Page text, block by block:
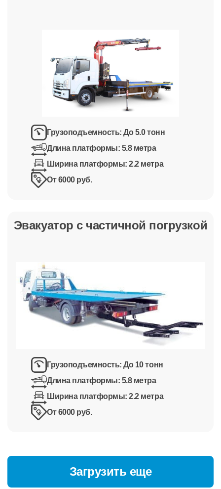
Грузоподъемность:До 5.0 тонн
Длина платформы: 5.8 метра
Ширина платформы:2.2 метра
От 6000 руб.
Эвакуатор с частичной погрузкой
Грузоподъемность:До 10 тонн
Длина платформы: 5.8 метра
Ширина платформы:2.2 метра
От 6000 руб.
Загрузить еще